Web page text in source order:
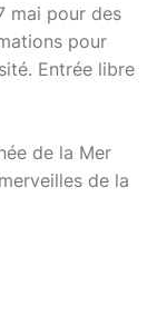
mai pour des
pour
Entrée libre
de la Mer
de la